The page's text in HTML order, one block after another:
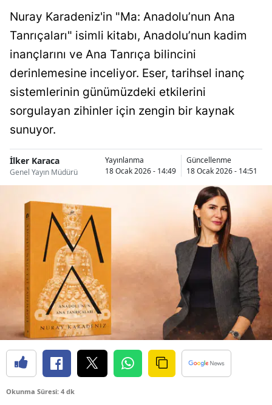
Nuray Karadeniz'in "Ma: Anadolu’nun Ana
Tanrıçaları" isimli kitabı, Anadolu’nun kadim
inançlarını ve Ana Tanrıça bilincini
derinlemesine inceliyor. Eser, tarihsel inanç
sistemlerinin günümüzdeki etkilerini
sorgulayan zihinler için zengin bir kaynak
sunuyor.
İlker Karaca
Genel Yayın Müdürü
Yayınlanma
18 Ocak 2026 - 14:49
Güncellenme
18 Ocak 2026 - 14:51
Okunma Süresi: 4 dk